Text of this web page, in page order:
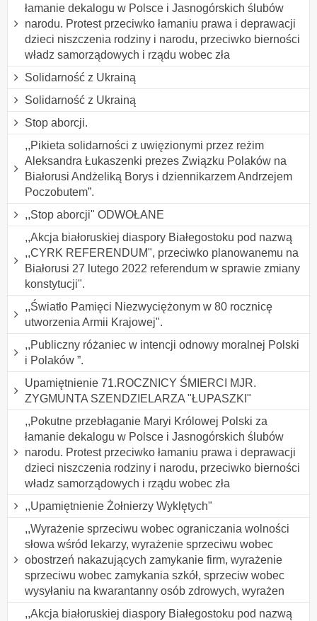
łamanie dekalogu w Polsce i Jasnogórskich ślubów
narodu. Protest przeciwko łamaniu prawa i deprawacji
dzieci niszczenia rodziny i narodu, przeciwko bierności
władz samorządowych i rządu wobec zła
Solidarność z Ukrainą
Solidarność z Ukrainą
Stop aborcji.
,,Pikieta solidarności z uwięzionymi przez reżim
Aleksandra Łukaszenki prezes Związku Polaków na
Białorusi Andżeliką Borys i dziennikarzem Andrzejem
Poczobutem”.
,,Stop aborcji" ODWOŁANE
,,Akcja białoruskiej diaspory Białegostoku pod nazwą
,,CYRK REFERENDUM", przeciwko planowanemu na
Białorusi 27 lutego 2022 referendum w sprawie zmiany
konstytucji".
,,Światło Pamięci Niezwyciężonym w 80 rocznicę
utworzenia Armii Krajowej".
,,Publiczny różaniec w intencji odnowy moralnej Polski
i Polaków ”.
Upamiętnienie 71.ROCZNICY ŚMIERCI MJR.
ZYGMUNTA SZENDZIELARZA "ŁUPASZKI"
,,Pokutne przebłaganie Maryi Królowej Polski za
łamanie dekalogu w Polsce i Jasnogórskich ślubów
narodu. Protest przeciwko łamaniu prawa i deprawacji
dzieci niszczenia rodziny i narodu, przeciwko bierności
władz samorządowych i rządu wobec zła
,,Upamiętnienie Żołnierzy Wyklętych"
,,Wyrażenie sprzeciwu wobec ograniczania wolności
słowa wśród lekarzy, wyrażenie sprzeciwu wobec
obostrzeń nakazujących zamykanie firm, wyrażenie
sprzeciwu wobec zamykania szkół, sprzeciw wobec
wysyłaniu na kwarantanny osób zdrowych, wyrażen
,,Akcja białoruskiej diaspory Białegostoku pod nazwą